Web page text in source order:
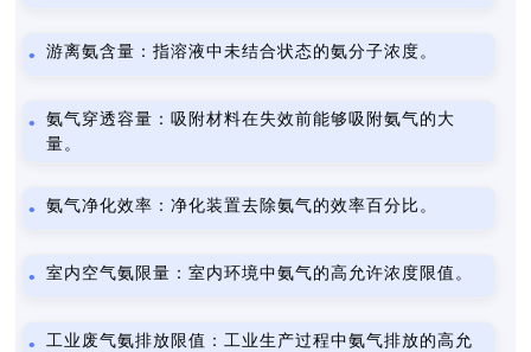
游离氨含量：指溶液中未结合状态的氨分子浓度。
氨气穿透容量：吸附材料在失效前能够吸附氨气的大
量。
氨气净化效率：净化装置去除氨气的效率百分比。
室内空气氨限量：室内环境中氨气的高允许浓度限值。
工业废气氨排放限值：工业生产过程中氨气排放的高允